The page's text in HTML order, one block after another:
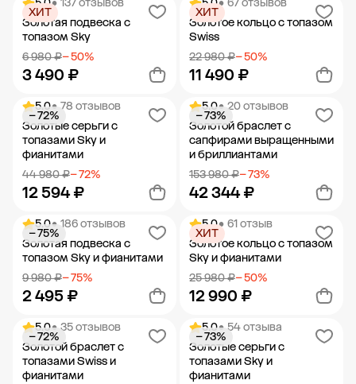
Добавить в корзину Добавить в корзину
5.0• 137 отзывов
Золотая подвеска с
топазом Sky
6 980 ₽− 50%
3 490 ₽
ХИТ
Добавить в корзину
5.0• 67 отзывов
Золотое кольцо с топазом
Swiss
22 980 ₽− 50%
11 490 ₽
ХИТ
Добавить в корзину
5.0• 78 отзывов
Золотые серьги с
топазами Sky и
фианитами
44 980 ₽− 72%
12 594 ₽
− 72%
Добавить в корзину
5.0• 20 отзывов
Золотой браслет с
сапфирами выращенными
и бриллиантами
153 980 ₽− 73%
42 344 ₽
− 73%
Добавить в корзину
5.0• 186 отзывов
Золотая подвеска с
топазом Sky и фианитами
9 980 ₽− 75%
2 495 ₽
− 75%
Добавить в корзину
5.0• 61 отзыв
Золотое кольцо с топазом
Sky и фианитами
25 980 ₽− 50%
12 990 ₽
ХИТ
Добавить в корзину
5.0• 35 отзывов
Золотой браслет с
топазами Swiss и
фианитами
− 72%
5.0• 54 отзыва
Золотые серьги с
топазами Sky и
фианитами
− 73%